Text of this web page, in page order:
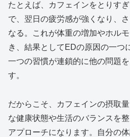
たとえば、カフェインをとりす
で、翌日の疲労感が強くなり、
なる。これが体重の増加やホル
き、結果としてEDの原因の一
一つの習慣が連鎖的に他の問題
す。
だからこそ、カフェインの摂取
な健康状態や生活のバランスを
アプローチになります。自分の